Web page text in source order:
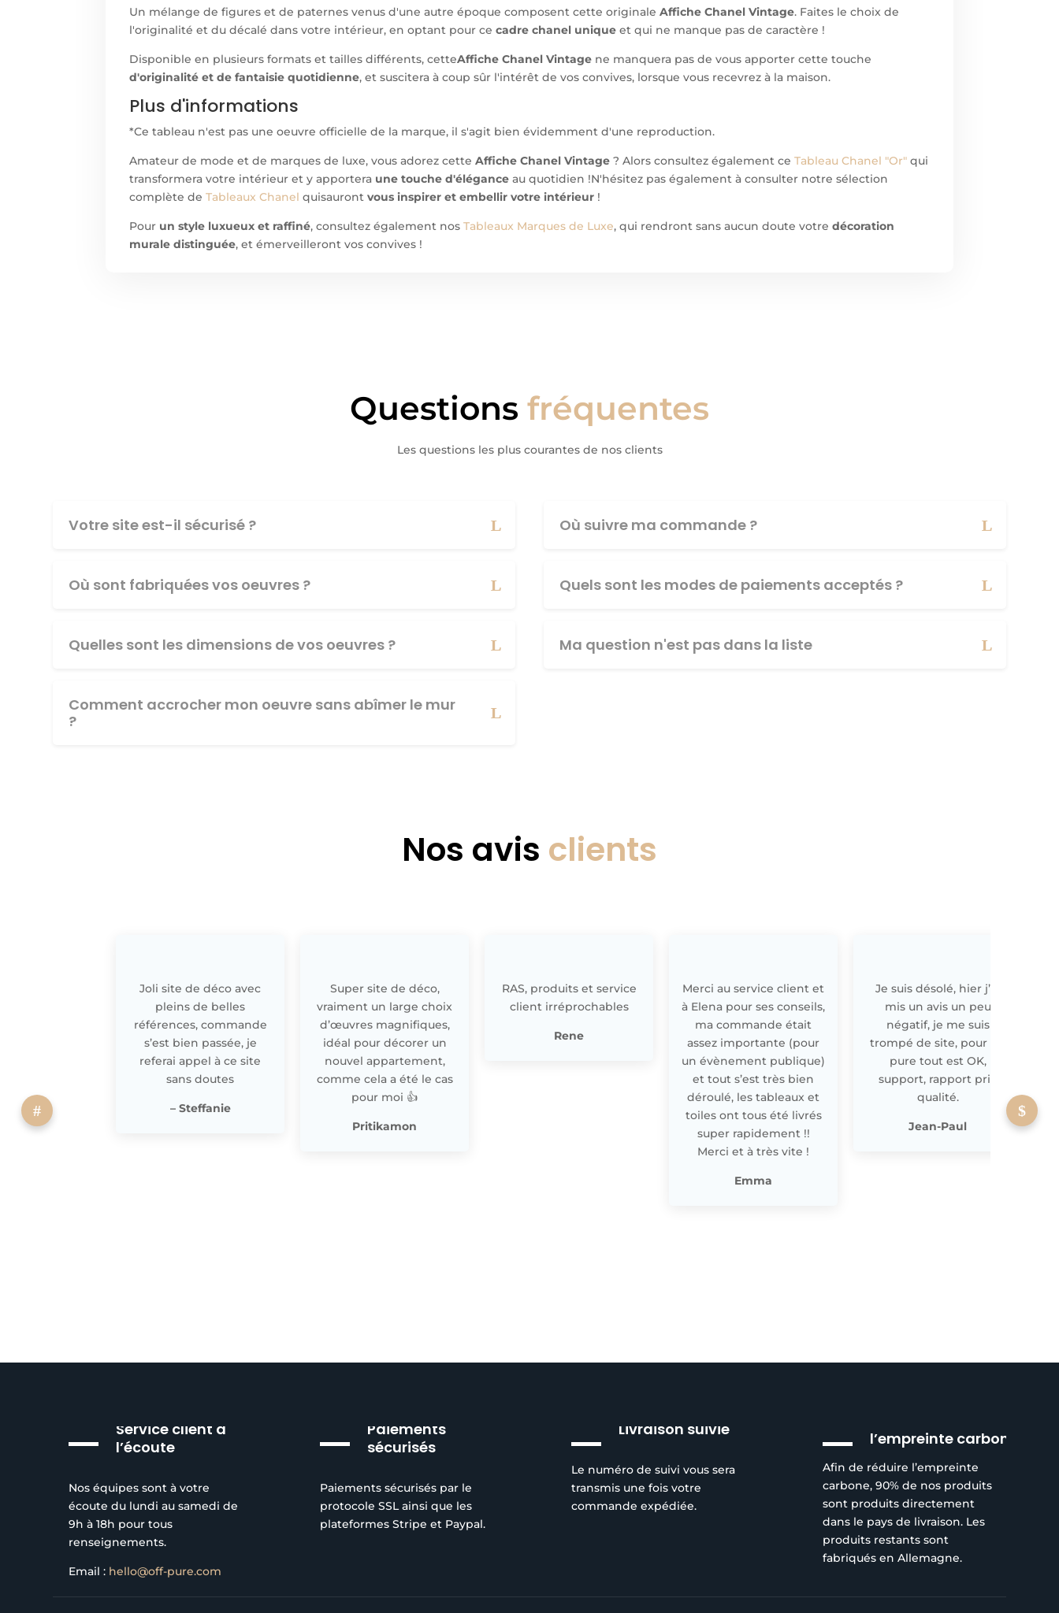
Un mélange de figures et de paternes venus d'une autre époque composent cette originaleAffiche Chanel Vintage. Faites le choix de
l'originalité et du décalé dans votre intérieur, en optant pour cecadre chanel unique et qui ne manque pas de caractère !
Disponible en plusieurs formats et tailles différents, cetteAffiche Chanel Vintage ne manquera pas de vous apporter cette touche
d'originalité et de fantaisie quotidienne, et suscitera à coup sûr l'intérêt de vos convives, lorsque vous recevrez à la maison.
Plus d'informations
*Ce tableau n'est pas une oeuvre officielle de la marque, il s'agit bien évidemment d'une reproduction.
Amateur de mode et de marques de luxe, vous adorez cette Affiche Chanel Vintage ? Alors consultez également ceTableau Chanel "Or" qui
transformera votre intérieur et y apportera une touche d'élégance au quotidien !N'hésitez pas également à consulter notre sélection
complète de Tableaux Chanel quisaurontvous inspirer et embellir votre intérieur !
Pour un style luxueux et raffiné, consultez également nosTableaux Marques de Luxe, qui rendront sans aucun doute votredécoration
murale distinguée, et émerveilleront vos convives !
Questions fréquentes
Les questions les plus courantes de nos clients
Votre site est-il sécurisé ?
Où sont fabriquées vos oeuvres ?
Quelles sont les dimensions de vos oeuvres ?
Comment accrocher mon oeuvre sans abîmer le mur
?
Où suivre ma commande ?
Quels sont les modes de paiements acceptés ?
Ma question n'est pas dans la liste
Nos avis clients
Joli site de déco avec
pleins de belles
références, commande
s’est bien passée, je
referai appel à ce site
sans doutes
– Steffanie
Super site de déco,
vraiment un large choix
d’œuvres magnifiques,
idéal pour décorer un
nouvel appartement,
comme cela a été le cas
pour moi 👍
Pritikamon
RAS, produits et service
client irréprochables
Rene
Merci au service client et
à Elena pour ses conseils,
ma commande était
assez importante (pour
un évènement publique)
et tout s’est très bien
déroulé, les tableaux et
toiles ont tous été livrés
super rapidement !!
Merci et à très vite !
Emma
Je suis désolé, hier j’ai
mis un avis un peu
négatif, je me suis
trompé de site, pour off
pure tout est OK,
support, rapport prix
qualité.
Jean-Paul
Service client à
l’écoute
Nos équipes sont à votre
écoute du lundi au samedi de
9h à 18h pour tous
renseignements.
Email : hello@off-pure.com
Paiements
sécurisés
Paiements sécurisés par le
protocole SSL ainsi que les
plateformes Stripe et Paypal.
Livraison suivie
Le numéro de suivi vous sera
transmis une fois votre
commande expédiée.
l’empreinte carbone
Afin de réduire l’empreinte
carbone, 90% de nos produits
sont produits directement
dans le pays de livraison. Les
produits restants sont
fabriqués en Allemagne.